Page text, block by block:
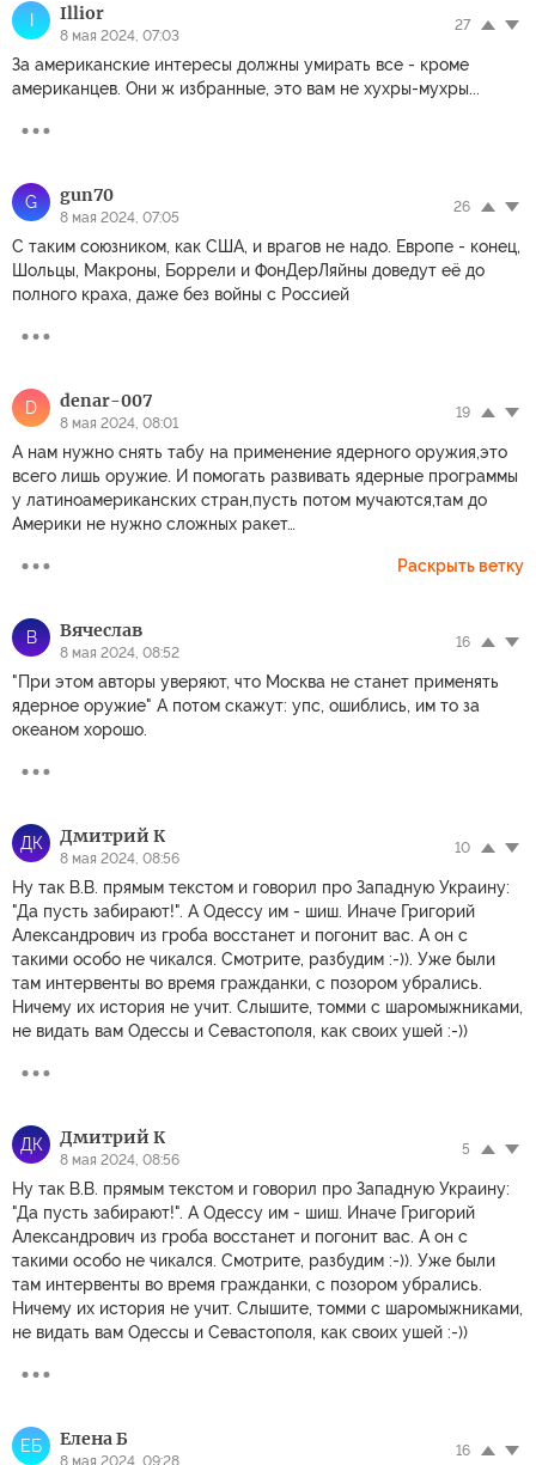
I Illior
8 мая 2024, 07:03
27
За американские интересы должны умирать все - кроме
американцев. Они ж избранные, это вам не хухры-мухры...
G gun70
8 мая 2024, 07:05
26
С таким союзником, как США, и врагов не надо. Европе - конец,
Шольцы, Макроны, Боррели и ФонДерЛяйны доведут её до
полного краха, даже без войны с Россией
D denar-007
8 мая 2024, 08:01
19
А нам нужно снять табу на применение ядерного оружия,это
всего лишь оружие. И помогать развивать ядерные программы
у латиноамериканских стран,пусть потом мучаются,там до
Америки не нужно сложных ракет…
Раскрыть ветку
В Вячеслав
8 мая 2024, 08:52
16
"При этом авторы уверяют, что Москва не станет применять
ядерное оружие" А потом скажут: упс, ошиблись, им то за
океаном хорошо.
ДК Дмитрий К
8 мая 2024, 08:56
10
Ну так В.В. прямым текстом и говорил про Западную Украину:
"Да пусть забирают!". А Одессу им - шиш. Иначе Григорий
Александрович из гроба восстанет и погонит вас. А он с
такими особо не чикался. Смотрите, разбудим :-)). Уже были
там интервенты во время гражданки, с позором убрались.
Ничему их история не учит. Слышите, томми с шаромыжниками,
не видать вам Одессы и Севастополя, как своих ушей :-))
ДК Дмитрий К
8 мая 2024, 08:56
5
Ну так В.В. прямым текстом и говорил про Западную Украину:
"Да пусть забирают!". А Одессу им - шиш. Иначе Григорий
Александрович из гроба восстанет и погонит вас. А он с
такими особо не чикался. Смотрите, разбудим :-)). Уже были
там интервенты во время гражданки, с позором убрались.
Ничему их история не учит. Слышите, томми с шаромыжниками,
не видать вам Одессы и Севастополя, как своих ушей :-))
ЕБ Елена Б
8 мая 2024, 09:28
16